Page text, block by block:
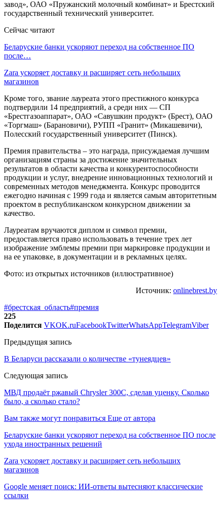
завод», ОАО «Пружанский молочный комбинат» и Брестский
государственный технический университет.
Сейчас читают
Беларуские банки ускоряют переход на собственное ПО
после…
Zara ускоряет доставку и расширяет сеть небольших
магазинов
Кроме того, звание лауреата этого престижного конкурса
подтвердили 14 предприятий, а среди них — СП
«Брестгазоаппарат», ОАО «Савушкин продукт» (Брест), ОАО
«Торгмаш» (Барановичи), РУПП «Гранит» (Микашевичи),
Полесский государственный университет (Пинск).
Премия правительства – это награда, присуждаемая лучшим
организациям страны за достижение значительных
результатов в области качества и конкурентоспособности
продукции и услуг, внедрение инновационных технологий и
современных методов менеджмента. Конкурс проводится
ежегодно начиная с 1999 года и является самым авторитетным
проектом в республиканском конкурсном движении за
качество.
Лауреатам вручаются диплом и символ премии,
предоставляется право использовать в течение трех лет
изображение эмблемы премии при маркировке продукции и
на ее упаковке, в документации и в рекламных целях.
Фото: из открытых источников (иллюстративное)
Источник: onlinebrest.by
#брестская_область#премия
225
Поделится VKOK.ruFacebookTwitterWhatsAppTelegramViber
Предыдущая запись
В Беларуси рассказали о количестве «тунеядцев»
Следующая запись
МВД продаёт ржавый Chrysler 300С, сделав уценку. Сколько
было, а сколько стало?
Вам также могут понравиться Еще от автора
Беларуские банки ускоряют переход на собственное ПО после
ухода иностранных решений
Zara ускоряет доставку и расширяет сеть небольших
магазинов
Google меняет поиск: ИИ-ответы вытесняют классические
ссылки